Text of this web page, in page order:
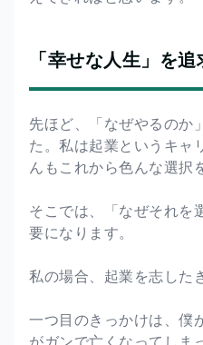
「幸せな人生」を
先ほど、「なぜやるのか
た。私は起業というキャ
んもこれから色んな選択
そこでは、「なぜそれを
要になります。
私の場合、起業を志した
一つ目のきっかけは、僕